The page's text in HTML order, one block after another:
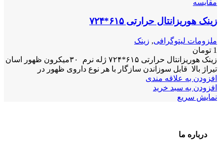
مقايسه
زینک هوریزانتال حرارتی ۶۱۵*۷۲۴
ملزومات لیتوگرافی, زینک
1 تومان
زینک هوریزانتال حرارتی ۶۱۵*۷۲۴ ژله نرم ۳۰میکرون ظهور اسان
تیراژ بالا قابل سوزاندن سازگار با هر نوع داروی ظهور در
افزودن به علاقه مندی
افزودن به سبد خرید
نمایش سریع
درباره ما